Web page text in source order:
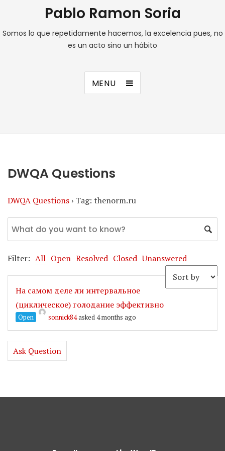
Pablo Ramon Soria
Somos lo que repetidamente hacemos, la excelencia pues, no
es un acto sino un hábito
MENU
DWQA Questions
DWQA Questions › Tag: thenorm.ru
Filter: All Open Resolved Closed Unanswered
На самом деле ли интервальное
(циклическое) голодание эффективно
Open sonnick84asked 4 months ago
Ask Question